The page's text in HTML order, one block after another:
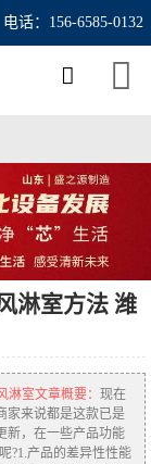
电话：156-6585-0132
淋室方法 潍
室文章概要： 现在
家来说都是这款已是
新，在一些产品功能
?1.产品的差异性性能